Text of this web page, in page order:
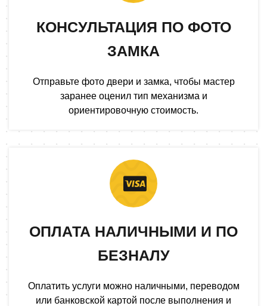
КОНСУЛЬТАЦИЯ ПО ФОТО
ЗАМКА
Отправьте фото двери и замка, чтобы мастер
заранее оценил тип механизма и
ориентировочную стоимость.
ОПЛАТА НАЛИЧНЫМИ И ПО
БЕЗНАЛУ
Оплатить услуги можно наличными, переводом
или банковской картой после выполнения и